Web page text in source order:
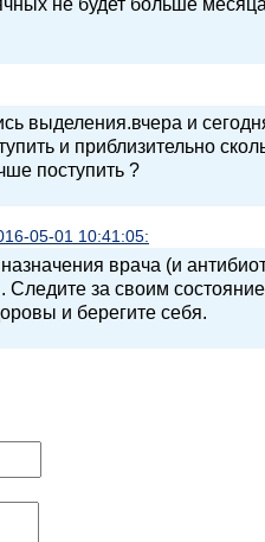
не будет больше
выделения.вчера и
и приблизительно
поступить ?
05-01 10:41:05:
врача (и
за своим
и берегите себя.